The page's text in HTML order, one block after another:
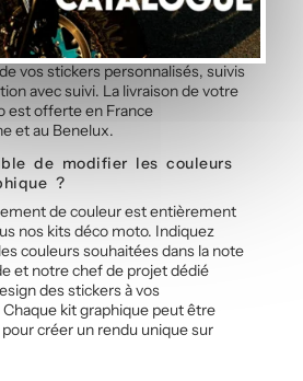
est fabriqué à la
notre atelier en France.
jours ouvrés pour la fabrication et
vos stickers personnalisés, suivis
avec suivi. La livraison de votre
est offerte en France
et au Benelux.
de modifier les couleurs
?
de couleur est entièrement
nos kits déco moto. Indiquez
couleurs souhaitées dans la note
et notre chef de projet dédié
des stickers à vos
kit graphique peut être
créer un rendu unique sur